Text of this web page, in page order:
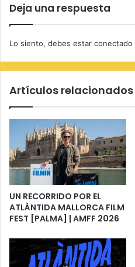
Deja una respuesta
Lo siento, debes estar conectado
Artículos relacionados
UN RECORRIDO POR EL
ATLÀNTIDA MALLORCA FILM
FEST [PALMA] | AMFF 2026